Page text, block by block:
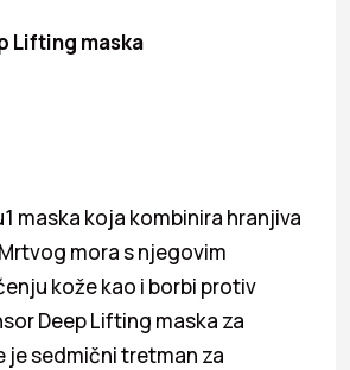
Lifting maska
maska koja kombinira hranjiva
mora s njegovim
kože kao i borbi protiv
Deep Lifting maska za
je sedmični tretman za